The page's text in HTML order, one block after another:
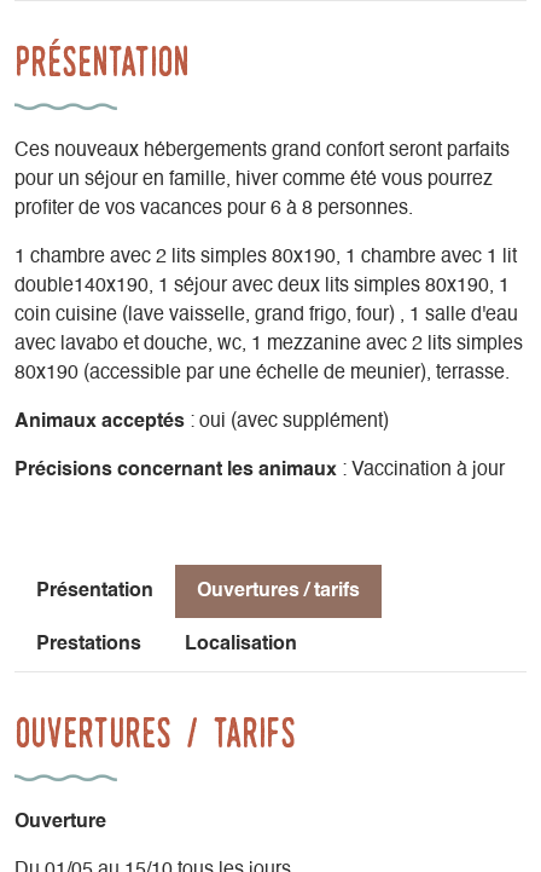
Présentation
Ces nouveaux hébergements grand confort seront parfaits
pour un séjour en famille, hiver comme été vous pourrez
profiter de vos vacances pour 6 à 8 personnes.
1 chambre avec 2 lits simples 80x190, 1 chambre avec 1 lit
double140x190, 1 séjour avec deux lits simples 80x190, 1
coin cuisine (lave vaisselle, grand frigo, four) , 1 salle d'eau
avec lavabo et douche, wc, 1 mezzanine avec 2 lits simples
80x190 (accessible par une échelle de meunier), terrasse.
Animaux acceptés : oui (avec supplément)
Précisions concernant les animaux : Vaccination à jour
Présentation Ouvertures / tarifs
Prestations Localisation
Ouvertures / tarifs
Ouverture